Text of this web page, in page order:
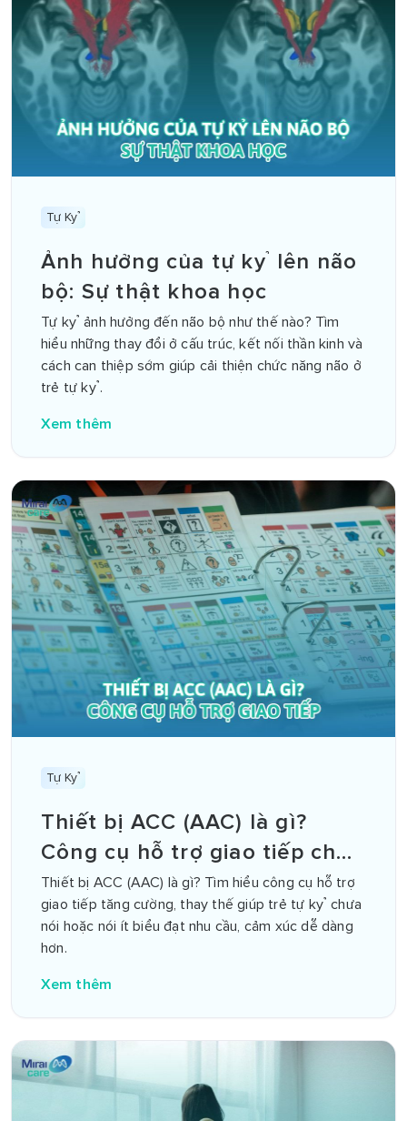
Tự Kỷ
Ảnh hưởng của tự kỷ lên não
bộ: Sự thật khoa học
Tự kỷ ảnh hưởng đến não bộ như thế nào? Tìm
hiểu những thay đổi ở cấu trúc, kết nối thần kinh và
cách can thiệp sớm giúp cải thiện chức năng não ở
trẻ tự kỷ.
Xem thêm
Tự Kỷ
Thiết bị ACC (AAC) là gì?
Công cụ hỗ trợ giao tiếp cho
trẻ tự kỷ
Thiết bị ACC (AAC) là gì? Tìm hiểu công cụ hỗ trợ
giao tiếp tăng cường, thay thế giúp trẻ tự kỷ chưa
nói hoặc nói ít biểu đạt nhu cầu, cảm xúc dễ dàng
hơn.
Xem thêm